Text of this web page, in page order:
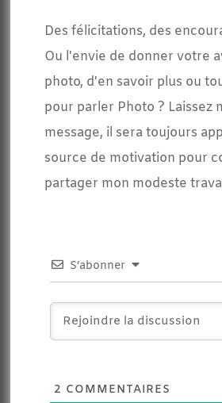
Des félicitations, des
Ou l'envie de donner votre
photo, d'en savoir plus ou
pour parler Photo ? Laissez
message, il sera toujours
source de motivation pour
partager mon modeste
S’abonner
2 COMMENTAIRES